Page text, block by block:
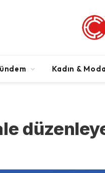
Kadın & Moda